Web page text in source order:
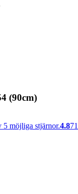
(90cm)
5 möjliga stjärnor.4.871